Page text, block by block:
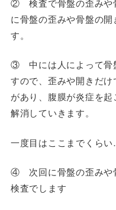
に骨盤の歪みや骨盤の
す。
③ 中には人によって骨
すので、歪みや開きだ
があり、腹膜が炎症を
解消していきます。
一度目はここまでくら
④ 次回に骨盤の歪みや
検査でします